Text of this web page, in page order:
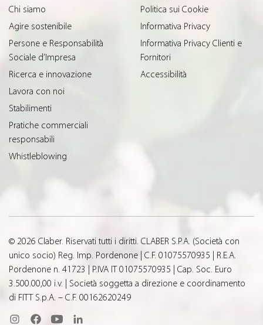
Chi siamo
Agire sostenibile
Persone e Responsabilità
Sociale d’Impresa
Ricerca e innovazione
Lavora con noi
Stabilimenti
Pratiche commerciali
responsabili
Whistleblowing
Politica sui Cookie
Informativa Privacy
Informativa Privacy Clienti e
Fornitori
Accessibilità
© 2026 Claber. Riservati tutti i diritti. CLABER S.P.A. (Società con
unico socio) Reg. Imp. Pordenone | C.F. 01075570935 | R.E.A.
Pordenone n. 41723 | P.IVA IT 01075570935 | Cap. Soc. Euro
3.500.00,00 i.v. | Società soggetta a direzione e coordinamento
di FITT S.p.A. – C.F. 00162620249